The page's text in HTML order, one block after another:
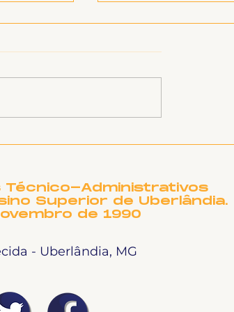
Técnico-Administrativos
Superior de Uberlândia.
de 1990
- Uberlândia, MG